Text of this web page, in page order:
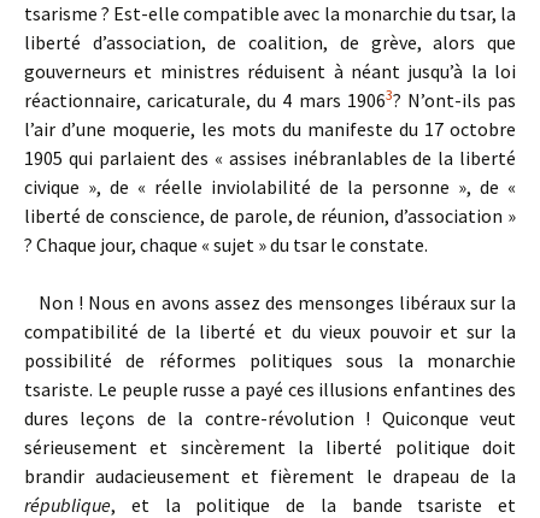
tsarisme ? Est-elle compatible avec la monarchie du tsar, la
liberté d’association, de coalition, de grève, alors que
gouverneurs et ministres réduisent à néant jusqu’à la loi
réactionnaire, caricaturale, du 4 mars 19063? N’ont-ils pas
l’air d’une moquerie, les mots du manifeste du 17 octobre
1905 qui parlaient des « assises inébranlables de la liberté
civique », de « réelle inviolabilité de la personne », de «
liberté de conscience, de parole, de réunion, d’association »
? Chaque jour, chaque « sujet » du tsar le constate.
Non ! Nous en avons assez des mensonges libéraux sur la
compatibilité de la liberté et du vieux pouvoir et sur la
possibilité de réformes politiques sous la monarchie
tsariste. Le peuple russe a payé ces illusions enfantines des
dures leçons de la contre-révolution ! Quiconque veut
sérieusement et sincèrement la liberté politique doit
brandir audacieusement et fièrement le drapeau de la
république, et la politique de la bande tsariste et